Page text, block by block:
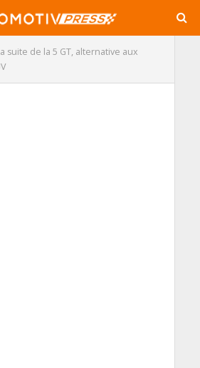
suite de la 5 GT, alternative aux